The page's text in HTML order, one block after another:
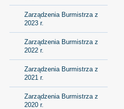
Zarządzenia Burmistrza z
2023 r.
Zarządzenia Burmistrza z
2022 r.
Zarządzenia Burmistrza z
2021 r.
Zarządzenia Burmistrza z
2020 r.